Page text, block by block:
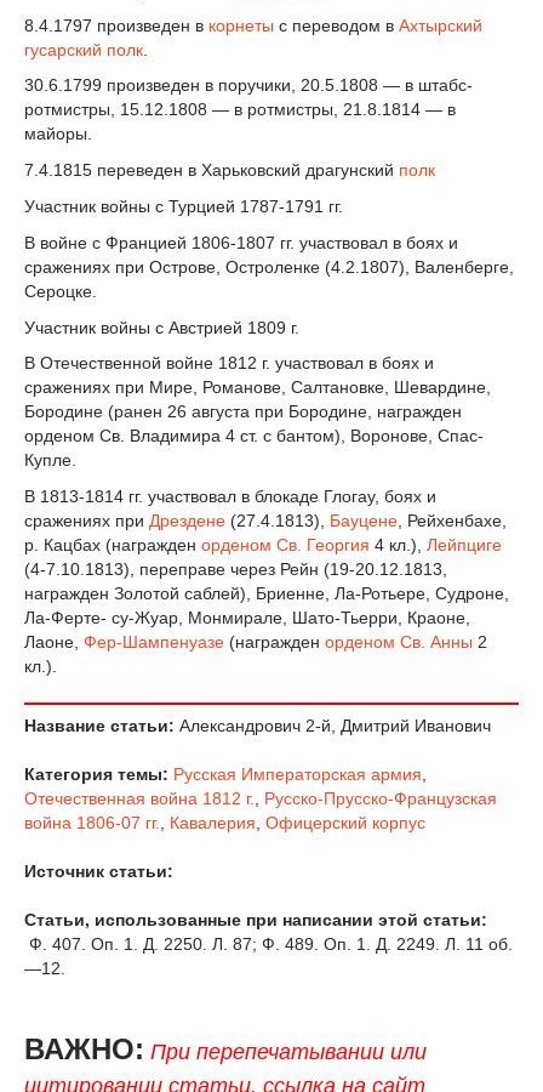
8.4.1797 произведен в корнеты с переводом в Ахтырский
гусарский полк
30.6.1799 произведен в поручики, 20.5.1808 — в штабс-
ротмистры, 15.12.1808 — в ротмистры, 21.8.1814 — в
майоры.
7.4.1815 переведен в Харьковский драгунский полк
Участник войны с Турцией 1787-1791 гг.
В войне с Францией 1806-1807 гг. участвовал в боях и
сражениях при Острове, Остроленке (4.2.1807), Валенберге,
Сероцке.
Участник войны с Австрией 1809 г.
В Отечественной войне 1812 г. участвовал в боях и
сражениях при Мире, Романове, Салтановке, Шевардине,
Бородине (ранен 26 августа при Бородине, награжден
орденом Св. Владимира 4 ст. с бантом), Воронове, Спас-
Купле.
В 1813-1814 гг. участвовал в блокаде Глогау, боях и
сражениях при Дрездене (27.4.1813), Бауцене , Рейхенбахе,
р. Кацбах (награжден орденом Св. Георгия 4 кл.), Лейпциге
(4-7.10.1813), переправе через Рейн (19-20.12.1813,
награжден Золотой саблей), Бриенне, Ла-Ротьере, Судроне,
Ла-Ферте- су-Жуар, Монмирале, Шато-Тьерри, Краоне,
Лаоне, Фер-Шампенуазе (награжден орденом Св. Анны 2
кл.).
Название статьи: Александрович 2-й, Дмитрий Иванович
Категория темы: Русская Императорская армия
Отечественная война 1812 г.
Русско-Прусско-Французская
война 1806-07 гг.
Кавалерия Офицерский корпус
Источник статьи:
Статьи, использованные при написании этой статьи:
Ф. 407. Оп. 1. Д. 2250. Л. 87; Ф. 489. Оп. 1. Д. 2249. Л. 11 об.
—12.
ВАЖНО: При перепечатывании или
цитировании статьи, ссылка на сайт